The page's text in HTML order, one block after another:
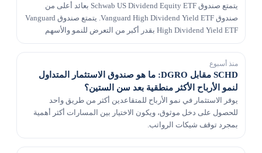
يتمتع صندوق Schwab US Dividend Equity ETF بعائد أعلى من
صندوق Vanguard High Dividend Yield ETF. يتمتع صندوق Vanguard
High Dividend Yield ETF بقدر أكبر من التعرض للنمو والأسهم
منذ أسبوع
SCHD مقابل DGRO: ما هو صندوق الاستثمار المتداول
لنمو الأرباح الأكثر منطقية بعد سن الستين؟
يوفر الاستثمار في نمو الأرباح للمتقاعدين أكثر من طريق واحد
للحصول على دخل موثوق، ويكون الاختيار بين المسارات أكثر أهمية
بمجرد توقف شيكات الرواتب.